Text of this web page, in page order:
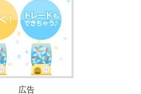
広告